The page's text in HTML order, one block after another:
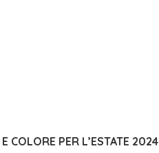
COLORE PER L’ESTATE 2024